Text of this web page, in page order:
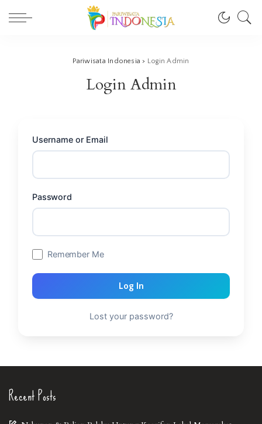
Pariwisata Indonesia > Login Admin
Login Admin
Username or Email
Password
Remember Me
Log In
Lost your password?
Recent Posts